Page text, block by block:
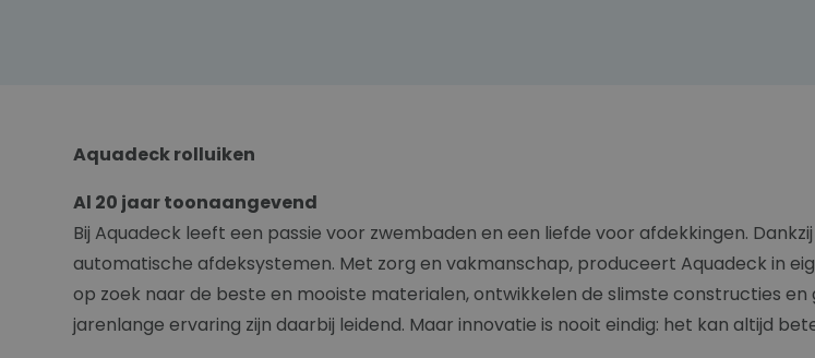
Aquadeck rolluiken
Al 20 jaar toonaangevend
Bij Aquadeck leeft een passie voor zwembaden en een liefde voor afdekkingen.
automatische afdeksystemen. Met zorg en vakmanschap, produceert Aquadeck in
op zoek naar de beste en mooiste materialen, ontwikkelen de slimste constructies
jarenlange ervaring zijn daarbij leidend. Maar innovatie is nooit eindig: het kan altijd